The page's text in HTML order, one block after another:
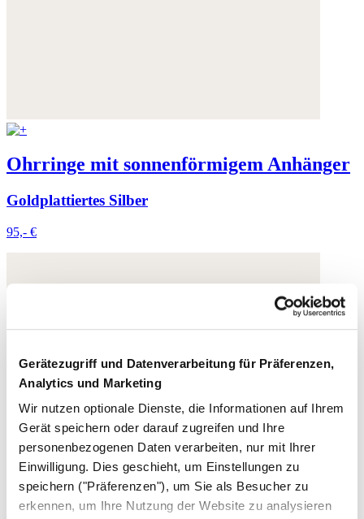
Gerätezugriff und Datenverarbeitung für Präferenzen,
Analytics und Marketing
Wir nutzen optionale Dienste, die Informationen auf Ihrem
Gerät speichern oder darauf zugreifen und Ihre
personenbezogenen Daten verarbeiten, nur mit Ihrer
Einwilligung. Dies geschieht, um Einstellungen zu
speichern ("Präferenzen"), um Sie als Besucher zu
erkennen, um Ihre Nutzung der Website zu analysieren
Ohrringe mit sonnenförmigem Anhänger
Goldplattiertes Silber
95,- €